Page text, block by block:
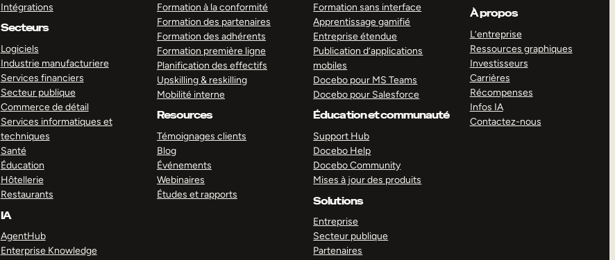
Intégrations
Secteurs
Logiciels
Industrie manufacturiere
Services financiers
Secteur publique
Commerce de détail
Services informatiques et
techniques
Santé
Éducation
Hôtellerie
Restaurants
IA
AgentHub
Enterprise Knowledge
Formation à la conformité
Formation des partenaires
Formation des adhérents
Formation première ligne
Planification des effectifs
Upskilling & reskilling
Mobilité interne
Resources
Témoignages clients
Blog
Événements
Webinaires
Études et rapports
Formation sans interface
Apprentissage gamifié
Entreprise étendue
Publication d’applications
mobiles
Docebo pour MS Teams
Docebo pour Salesforce
Éducation et communauté
Support Hub
Docebo Help
Docebo Community
Mises à jour des produits
Solutions
Entreprise
Secteur publique
Partenaires
À propos
L’entreprise
Ressources graphiques
Investisseurs
Carrières
Récompenses
Infos IA
Contactez-nous